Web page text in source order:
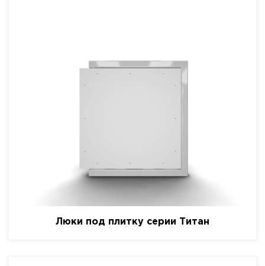
Люки под плитку серии Титан